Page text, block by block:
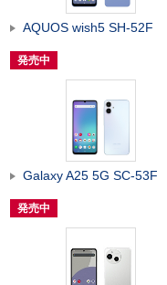
AQUOS wish5 SH-52F
発売中
Galaxy A25 5G SC-53F
発売中